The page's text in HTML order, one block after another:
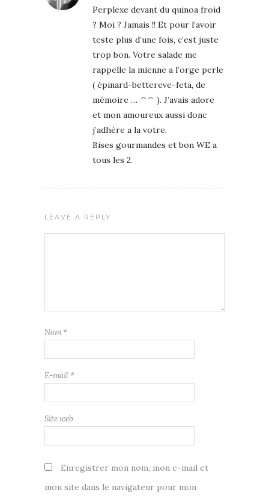
Perplexe devant du quinoa froid
? Moi ? Jamais !! Et pour l’avoir
teste plus d’une fois, c’est juste
trop bon. Votre salade me
rappelle la mienne a l’orge perle
( épinard-bettereve-feta, de
mémoire … ^^ ). J’avais adore
et mon amoureux aussi donc
j’adhère a la votre.
Bises gourmandes et bon WE a
tous les 2.
LEAVE A REPLY
Nom *
E-mail *
Site web
Enregistrer mon nom, mon e-mail et
mon site dans le navigateur pour mon